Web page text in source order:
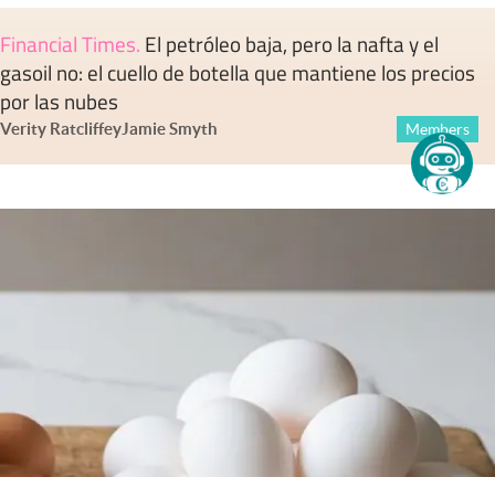
Financial Times. El petróleo baja, pero la nafta y el
gasoil no: el cuello de botella que mantiene los precios
por las nubes
Verity RatcliffeyJamie Smyth Members